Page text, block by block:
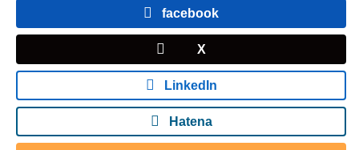
facebook
X
LinkedIn
Hatena